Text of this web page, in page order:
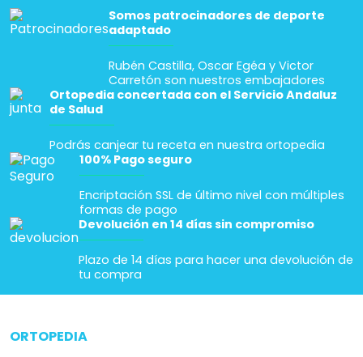
Somos patrocinadores de deporte
adaptado
Rubén Castilla, Oscar Egéa y Victor
Carretón son nuestros embajadores
Ortopedia concertada con el Servicio Andaluz
de Salud
Podrás canjear tu receta en nuestra ortopedia
100% Pago seguro
Encriptación SSL de último nivel con múltiples
formas de pago
Devolución en 14 días sin compromiso
Plazo de 14 días para hacer una devolución de
tu compra
ORTOPEDIA